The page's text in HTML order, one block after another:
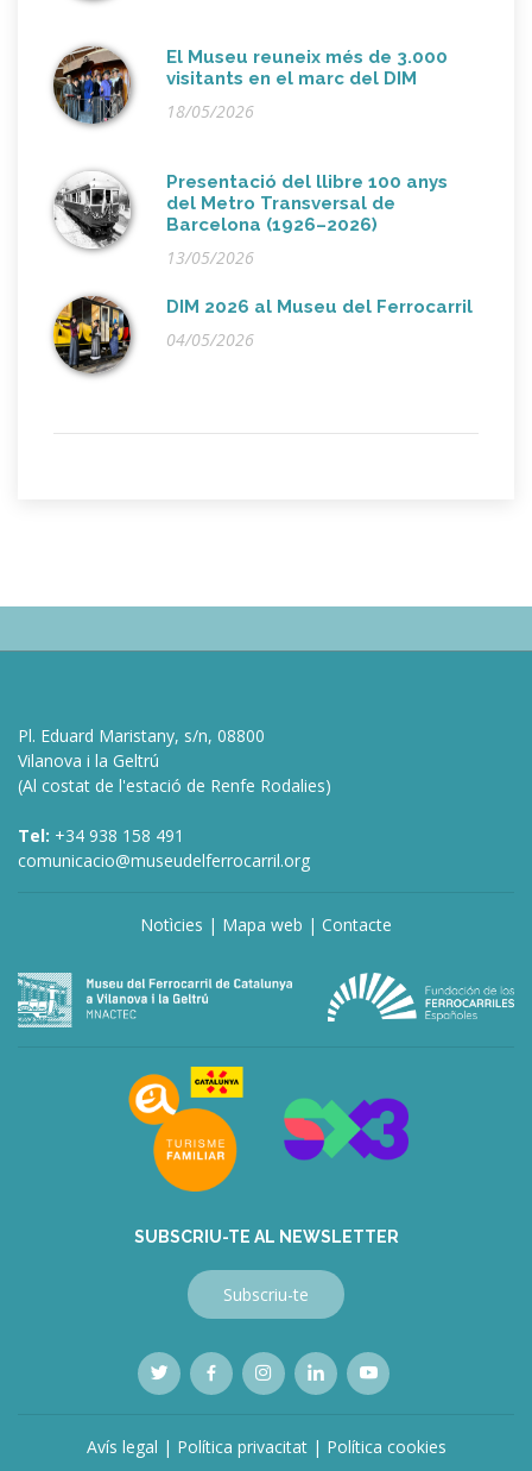
El Museu reuneix més de 3.000
visitants en el marc del DIM
18/05/2026
Presentació del llibre 100 anys
del Metro Transversal de
Barcelona (1926–2026)
13/05/2026
DIM 2026 al Museu del Ferrocarril
04/05/2026
Pl. Eduard Maristany, s/n, 08800
Vilanova i la Geltrú
(Al costat de l'estació de Renfe Rodalies)
Tel: +34 938 158 491
comunicacio@museudelferrocarril.org
Notìcies | Mapa web | Contacte
deneme
bonusu
SUBSCRIU-TE AL NEWSLETTER
Subscriu-te
Avís legal | Política privacitat| Política cookies